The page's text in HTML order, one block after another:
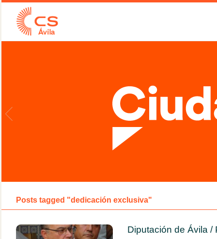
Posts tagged "dedicación exclusiva"
Diputación de Ávila /